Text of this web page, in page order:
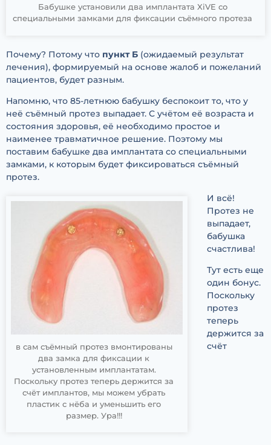
Бабушке установили два имплантата XiVE со
специальными замками для фиксации съёмного протеза
Почему? Потому что пункт Б (ожидаемый результат
лечения), формируемый на основе жалоб и пожеланий
пациентов, будет разным.
Напомню, что 85-летнюю бабушку беспокоит то, что у
неё съёмный протез выпадает. С учётом её возраста и
состояния здоровья, её необходимо простое и
наименее травматичное решение. Поэтому мы
поставим бабушке два имплантата со специальными
замками, к которым будет фиксироваться съёмный
протез.
в сам съёмный протез вмонтированы
два замка для фиксации к
установленным имплантатам.
Поскольку протез теперь держится за
счёт имплантов, мы можем убрать
пластик с нёба и уменьшить его
размер. Ура!!!
И всё!
Протез не
выпадает,
бабушка
счастлива!
Тут есть еще
один бонус.
Поскольку
протез
теперь
держится за
счёт